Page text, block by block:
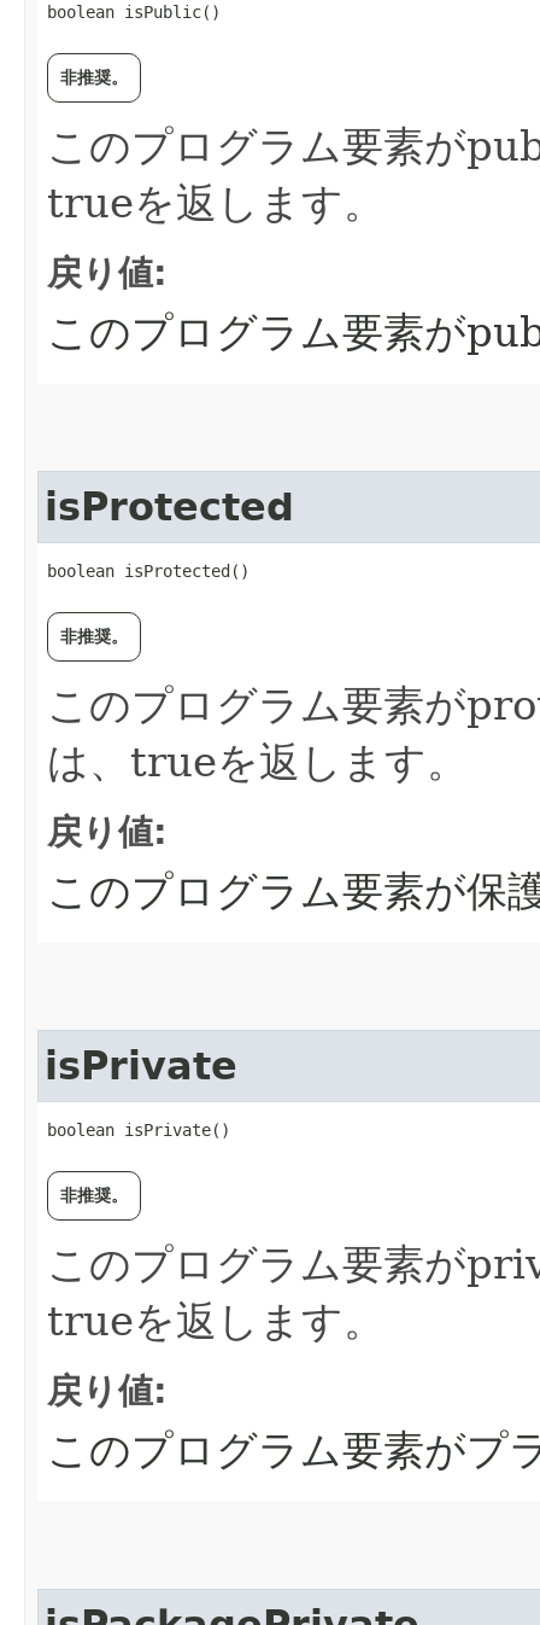
boolean isPublic()
非推奨。
このプログラム要素が
trueを返します。
戻り値:
このプログラム要素が
isProtected
boolean isProtected()
非推奨。
このプログラム要素が
は、trueを返します。
戻り値:
このプログラム要素が保
isPrivate
boolean isPrivate()
非推奨。
このプログラム要素が
trueを返します。
戻り値:
このプログラム要素がプ